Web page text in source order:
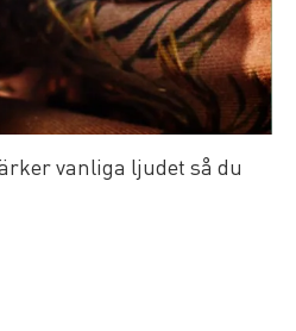
vanliga ljudet så du